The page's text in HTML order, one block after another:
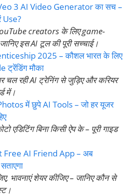
3 AI Video Generator का सच –
Use?
creators के लिए game-
इस AI टूल की पूरी सच्चाई।
2025 – कौशल भारत के लिए
ट्रेंडिंग मौका
चल रही AI ट्रेनिंग से जुड़िए और करियर
में।
में छुपे AI Tools – जो हर यूजर
एडिटिंग बिना किसी ऐप के – पूरी गाइड
Free AI Friend App – अब
भावनाएं शेयर कीजिए – जानिए कौन से